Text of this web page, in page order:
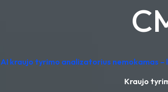
AI kraujo tyrimo analizatorius nemokamas
Kraujo